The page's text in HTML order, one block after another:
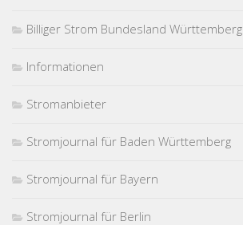
Billiger Strom Bundesland Württemberg
Informationen
Stromanbieter
Stromjournal für Baden Württemberg
Stromjournal für Bayern
Stromjournal für Berlin